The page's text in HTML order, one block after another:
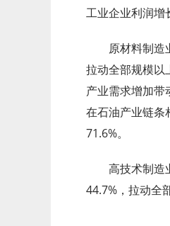
工业企业利润增
原材料制造业
拉动全部规模以
产业需求增加带
在石油产业链条
71.6%。
高技术制造业
44.7%，拉动全